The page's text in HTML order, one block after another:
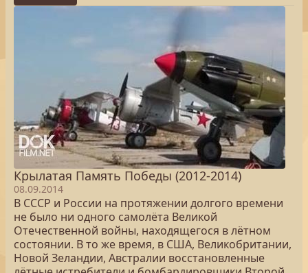
Крылатая Память Победы (2012-2014)
08.09.2014
В СССР и России на протяжении долгого времени
не было ни одного самолёта Великой
Отечественной войны, находящегося в лётном
состоянии. В то же время, в США, Великобритании,
Новой Зеландии, Австралии восстановленные